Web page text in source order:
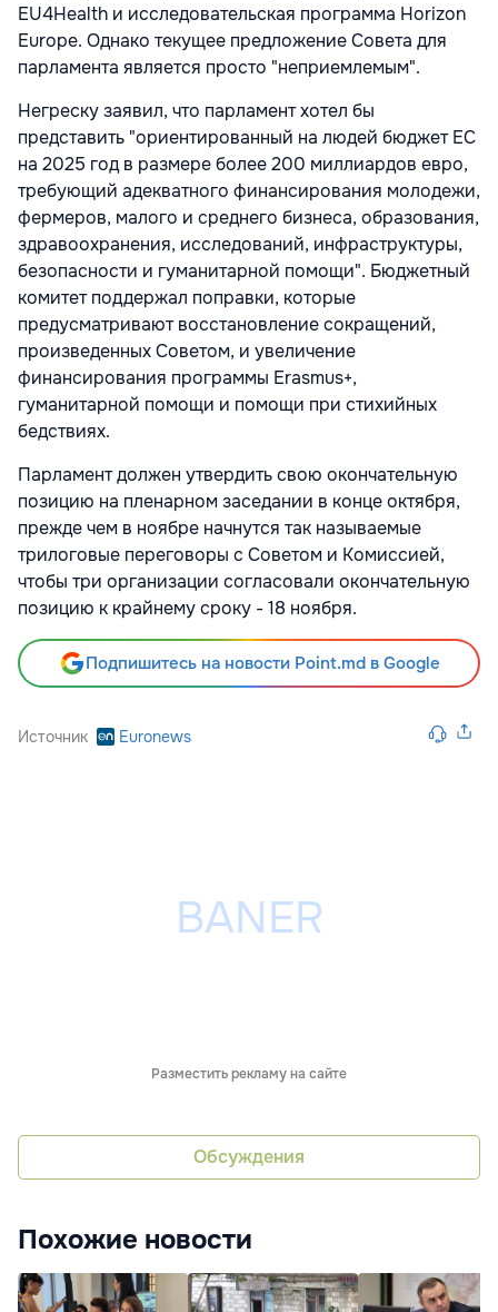
EU4Health и исследовательская программа Horizon
Europe. Однако текущее предложение Совета для
парламента является просто "неприемлемым".
Негреску заявил, что парламент хотел бы
представить "ориентированный на людей бюджет ЕС
на 2025 год в размере более 200 миллиардов евро,
требующий адекватного финансирования молодежи,
фермеров, малого и среднего бизнеса, образования,
здравоохранения, исследований, инфраструктуры,
безопасности и гуманитарной помощи". Бюджетный
комитет поддержал поправки, которые
предусматривают восстановление сокращений,
произведенных Советом, и увеличение
финансирования программы Erasmus+,
гуманитарной помощи и помощи при стихийных
бедствиях.
Парламент должен утвердить свою окончательную
позицию на пленарном заседании в конце октября,
прежде чем в ноябре начнутся так называемые
трилоговые переговоры с Советом и Комиссией,
чтобы три организации согласовали окончательную
позицию к крайнему сроку - 18 ноября.
Подпишитесь на новости Point.md в Google
Источник Euronews
Разместить рекламу на сайте
Обсуждения
Похожие новости